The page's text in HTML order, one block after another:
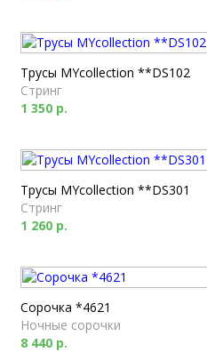
Трусы MYcollection **DS102
Стринг
1 350 р.
Трусы MYcollection **DS301
Стринг
1 260 р.
Сорочка *4621
Ночные сорочки
8 440 р.